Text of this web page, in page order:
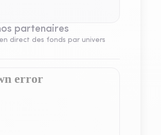
partenaires
direct des fonds par univers